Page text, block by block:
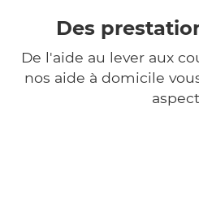
Des
De l'aide au lever aux
nos aide à domicile